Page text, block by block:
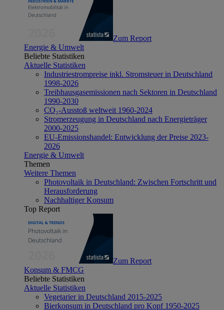
Zum Report
Energie & Umwelt
Beliebte Statistiken
Aktuelle Statistiken
Industriestrompreise inkl. Stromsteuer in Deutschland
1998-2026
Treibhausgasemissionen nach Sektoren in Deutschland
1990-2030
CO₂-Ausstoß weltweit 1960-2024
Stromerzeugung in Deutschland nach Energieträger
2000-2025
EU-Emissionshandel: Entwicklung der Preise 2023-
2026
Energie & Umwelt
Themen
Weitere Themen
Photovoltaik in Deutschland: Zwischen Fortschritt und
Herausforderung
Nachhaltiger Konsum
Top Report
Zum Report
Konsum & FMCG
Beliebte Statistiken
Aktuelle Statistiken
Vegetarier in Deutschland 2015-2025
Bierkonsum in Deutschland pro Kopf 1950-2025